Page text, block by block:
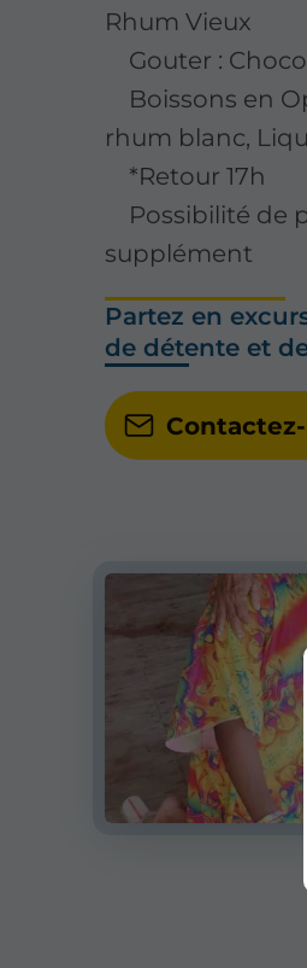
Rhum Vieux
Gouter :
Boissons en
rhum blanc,
*Retour 17h
Possibilité de
supplément
Partez en
de détente et